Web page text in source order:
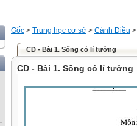
Gốc > Trung học cơ sở > Cánh Diều >
CD - Bài 1. Sống có lí tưởng
CD - Bài 1. Sống có lí tưởng